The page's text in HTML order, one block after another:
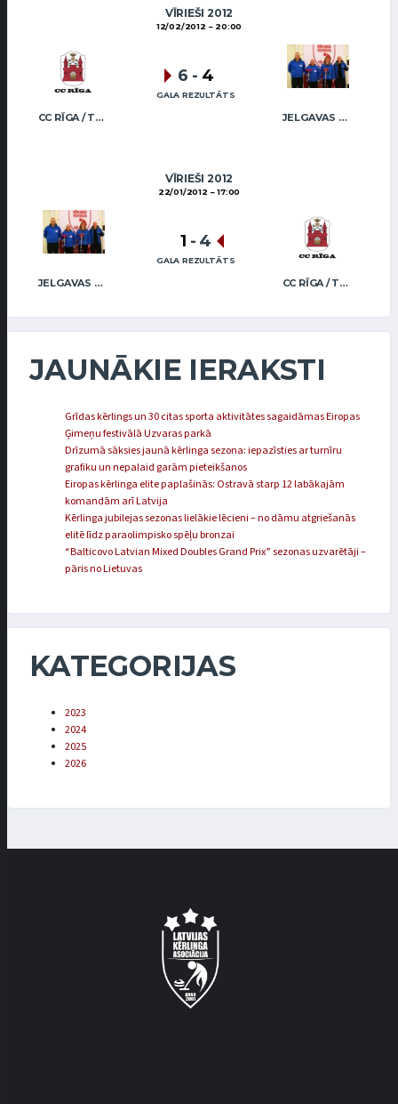
VĪRIEŠI 2012
12/02/2012 20:00
CC RĪGA / TRUKŠĀNS JELGAVAS KĒRLINGA KLUBS / BĀRZDAINIS
6 - 4
GALA REZULTĀTS
VĪRIEŠI 2012
22/01/2012 17:00
JELGAVAS KĒRLINGA KLUBS / BĀRZDAINIS CC RĪGA / TRUKŠĀNS
1 - 4
GALA REZULTĀTS
JAUNĀKIE IERAKSTI
Grīdas kērlings un 30 citas sporta aktivitātes sagaidāmas Eiropas
Ģimeņu festivālā Uzvaras parkā
Drīzumā sāksies jaunā kērlinga sezona: iepazīsties ar turnīru
grafiku un nepalaid garām pieteikšanos
Eiropas kērlinga elite paplašinās: Ostravā starp 12 labākajām
komandām arī Latvija
Kērlinga jubilejas sezonas lielākie lēcieni – no dāmu atgriešanās
elitē līdz paraolimpisko spēļu bronzai
“Balticovo Latvian Mixed Doubles Grand Prix” sezonas uzvarētāji –
pāris no Lietuvas
KATEGORIJAS
2023
2024
2025
2026